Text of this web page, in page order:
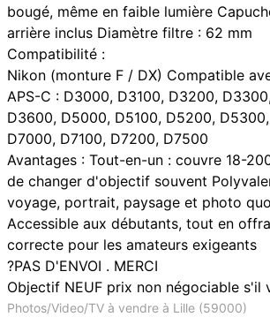
bougé, même en faible lumière
arrière inclus Diamètre filtre : 62 mm
Compatibilité :
Nikon (monture F / DX) Compatible
APS-C : D3000, D3100, D3200,
D3600, D5000, D5100, D5200,
D7000, D7100, D7200, D7500
Avantages : Tout-en-un : couvre 18-
de changer d'objectif souvent
voyage, portrait, paysage et photo
Accessible aux débutants, tout en
correcte pour les amateurs exigeants
?PAS D'ENVOI . MERCI
Objectif NEUF prix non négociable s'il
Photos/Video/TV à vendre à Lille (59000)